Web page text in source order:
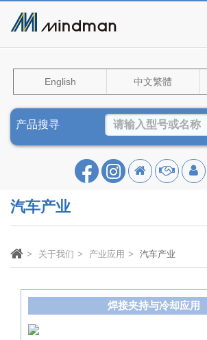
English 中文繁體
产品搜寻
汽车产业
关于我们 产业应用 汽车产业
焊接夹持与冷却应用